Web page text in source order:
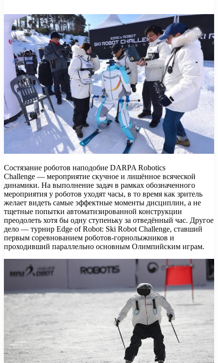
Состязание роботов наподобие DARPA Robotics
Challenge — мероприятие скучное и лишённое всяческой
динамики. На выполнение задач в рамках обозначенного
мероприятия у роботов уходят часы, в то время как зритель
желает видеть самые эффектные моменты дисциплин, а не
тщетные попытки автоматизированной конструкции
преодолеть хотя бы одну ступеньку за отведённый час. Другое
дело — турнир Edge of Robot: Ski Robot Challenge, ставший
первым соревнованием роботов-горнолыжников и
проходивший параллельно основным Олимпийским играм.